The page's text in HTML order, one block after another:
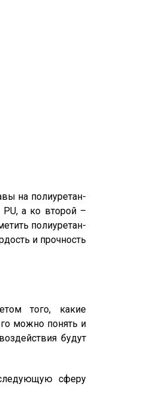
на полиуретан-
PU, а ко второй –
полиуретан-
и прочность
того, какие
можно понять и
будут
сферу